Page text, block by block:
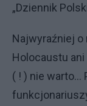
„Dziennik
Najwyraźniej
Holocaustu
( ! ) nie warto…